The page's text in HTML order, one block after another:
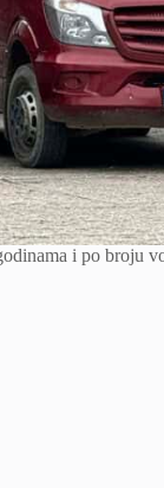
i po broju